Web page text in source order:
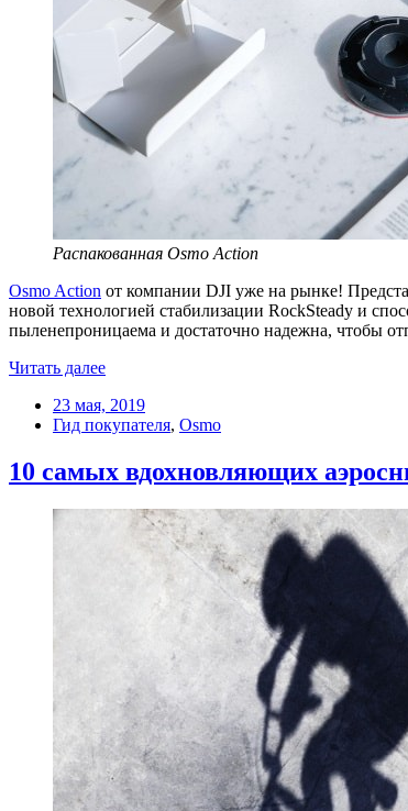
Распакованная Osmo Action
Osmo Action от компании DJI уже на рынке!
новой технологией стабилизации RockSteady и
пыленепроницаема и достаточно надежна, чтобы
Читать далее
23 мая, 2019
Гид покупателя, Osmo
10 самых вдохновляющих